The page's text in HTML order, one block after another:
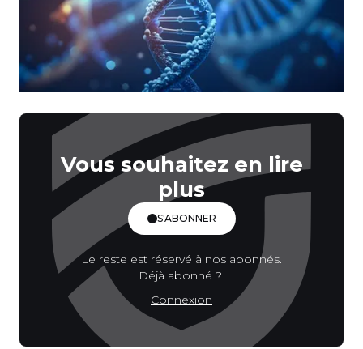
Vous souhaitez en lire
plus
S'ABONNER
Le reste est réservé à nos abonnés.
Déjà abonné ?
Connexion